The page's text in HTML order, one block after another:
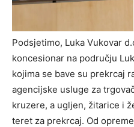
Podsjetimo, Luka Vukovar
koncesionar na području
kojima se bave su prekrcaj
agencijske usluge za
kruzere, a ugljen, žitarice i
teret za prekrcaj. Od